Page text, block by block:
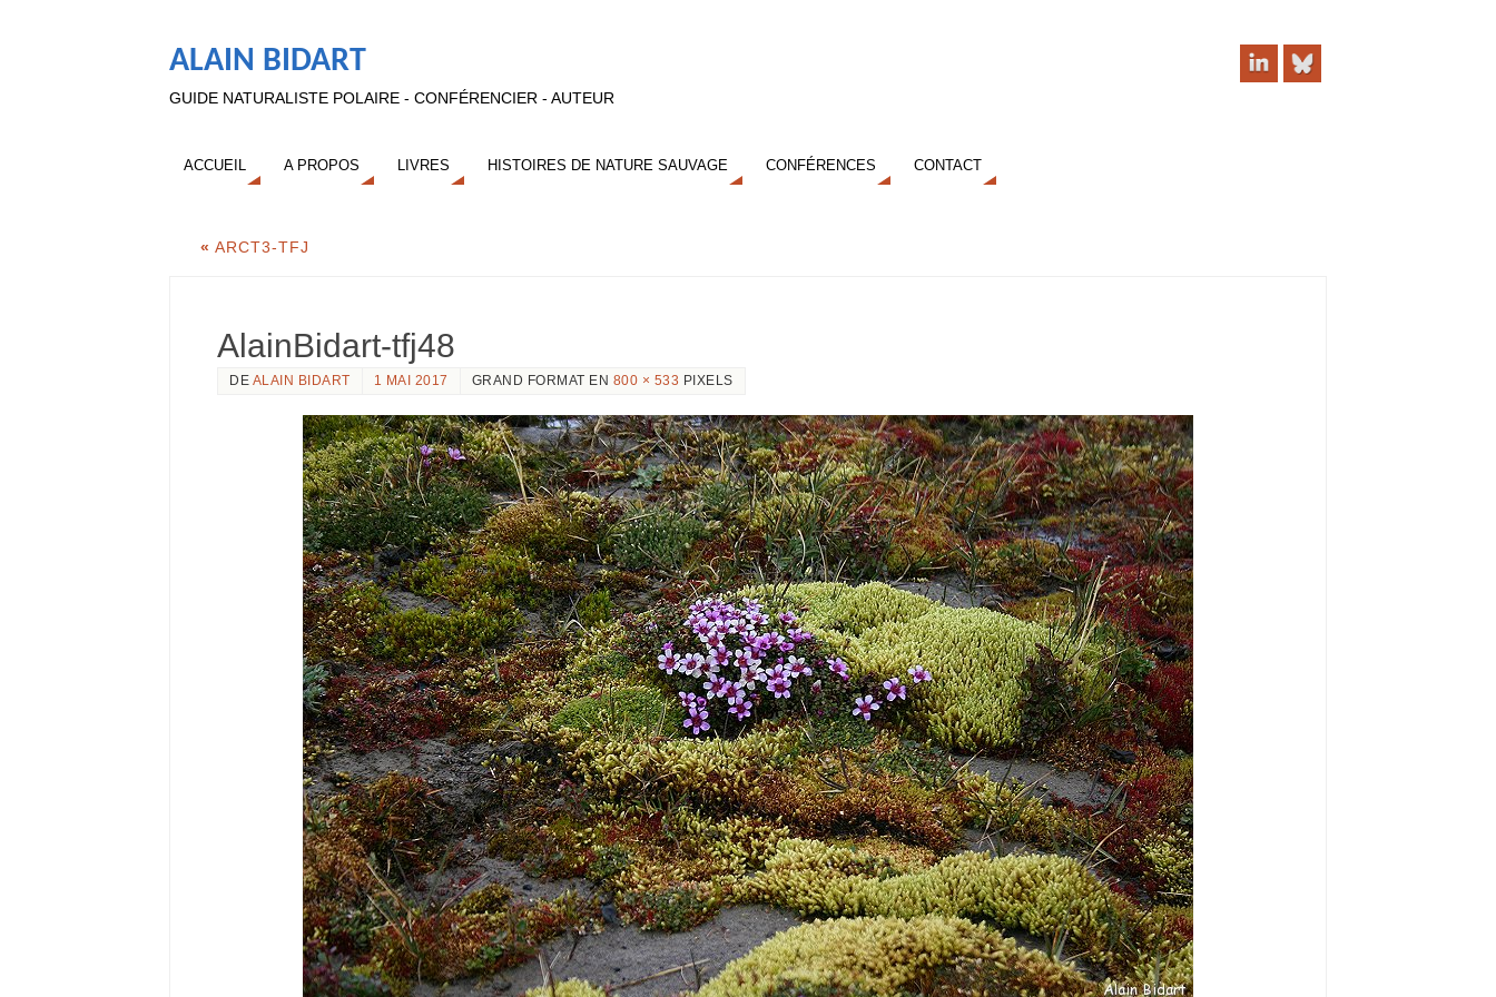
ALAIN BIDART
GUIDE NATURALISTE POLAIRE - CONFÉRENCIER - AUTEUR
ACCUEIL A PROPOS LIVRES HISTOIRES DE NATURE SAUVAGE CONFÉRENCES CONTACT
« ARCT3-TFJ
AlainBidart-tfj48
DE ALAIN BIDART 1 MAI 2017 GRAND FORMAT EN 800 × 533 PIXELS